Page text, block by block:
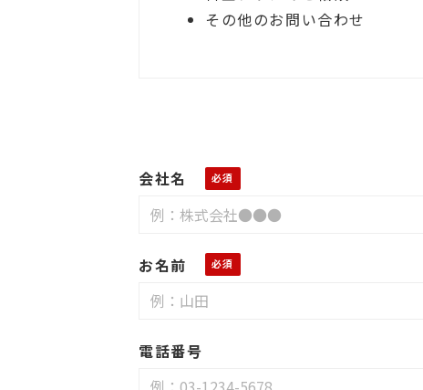
その他のお問い合わせ
会社名
お名前
電話番号